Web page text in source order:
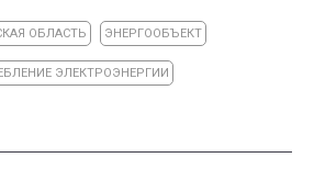
ОБЛАСТЬ ЭНЕРГООБЪЕКТ
ЭЛЕКТРОЭНЕРГИИ